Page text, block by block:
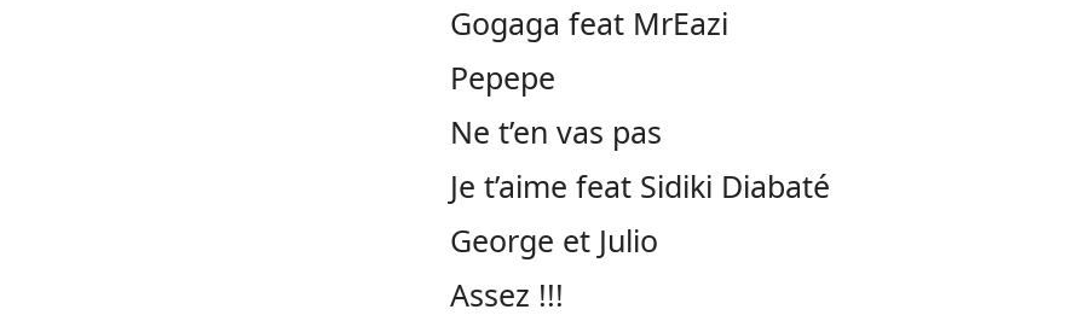
Gogaga feat MrEazi
Pepepe
Ne t’en vas pas
Je t’aime feat Sidiki Diabaté
George et Julio
Assez !!!